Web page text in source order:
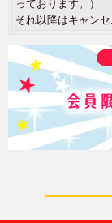
っております。）
それ以降はキャン